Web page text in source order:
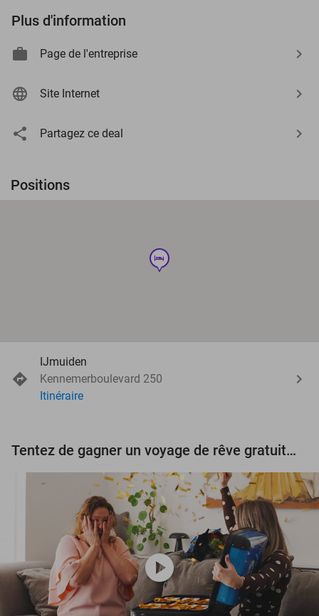
Plus d'information
Page de l'entreprise
Site Internet
Partagez ce deal
Positions
hotel
IJmuiden
Kennemerboulevard 250
Itinéraire
Tentez de gagner un voyage de rêve gratuit d'une valeur de 3.000 € !
play_circle